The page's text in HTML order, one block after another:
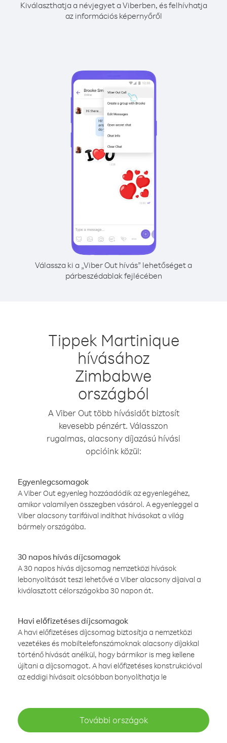
Kiválaszthatja a névjegyet a Viberben, és felhívhatja
az információs képernyőről
Válassza ki a „Viber Out hívás” lehetőséget a
párbeszédablak fejlécében
Tippek Martinique
hívásához
Zimbabwe
országból
A Viber Out több hívásidőt biztosít
kevesebb pénzért. Válasszon
rugalmas, alacsony díjazású hívási
opcióink közül:
Egyenlegcsomagok
A Viber Out egyenleg hozzáadódik az egyenlegéhez,
amikor valamilyen összegben vásárol. A egyenleggel a
Viber alacsony tarifáival indíthat hívásokat a világ
bármely országába.
30 napos hívás díjcsomagok
A 30 napos hívás díjcsomag nemzetközi hívások
lebonyolítását teszi lehetővé a Viber alacsony díjaival a
kiválasztott célországokba 30 napon át.
Havi előfizetéses díjcsomagok
A havi előfizetéses díjcsomag biztosítja a nemzetközi
vezetékes és mobiltelefonszámoknak alacsony díjakkal
történő hívását anélkül, hogy bármikor is meg kellene
újítani a díjcsomagot. A havi előfizetéses konstrukcióval
az eddigi hívásait olcsóbban bonyolíthatja le
További országok